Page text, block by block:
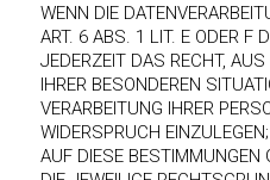
WENN DIE
ART. 6 ABS. 1 LIT. E ODER F
JEDERZEIT DAS RECHT,
IHRER BESONDEREN
VERARBEITUNG IHRER
WIDERSPRUCH
AUF DIESE BESTIMMUNGEN